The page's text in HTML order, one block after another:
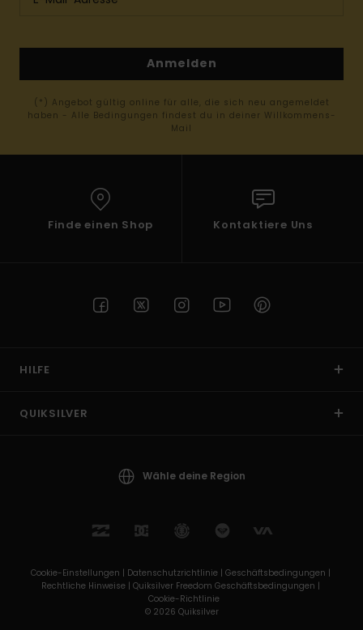
Anmelden
(*) Angebot gültig online für alle, die sich neu angemeldet
haben - Alle Bedingungen findest du in deiner Willkommens-
Mail
Finde einen Shop Kontaktiere Uns
HILFE
QUIKSILVER
Wähle deine Region
Cookie-Einstellungen | Datenschutzrichtlinie | Geschäftsbedingungen |
Rechtliche Hinweise | Quiksilver Freedom Geschäftsbedingungen |
Cookie-Richtlinie
© 2026 Quiksilver